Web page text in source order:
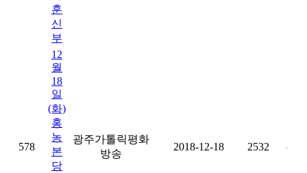
훈
신
부
578
12
월
18
일
(화)
홍
농
본
당
광주가톨릭평화
방송
2018-12-18 2532 -